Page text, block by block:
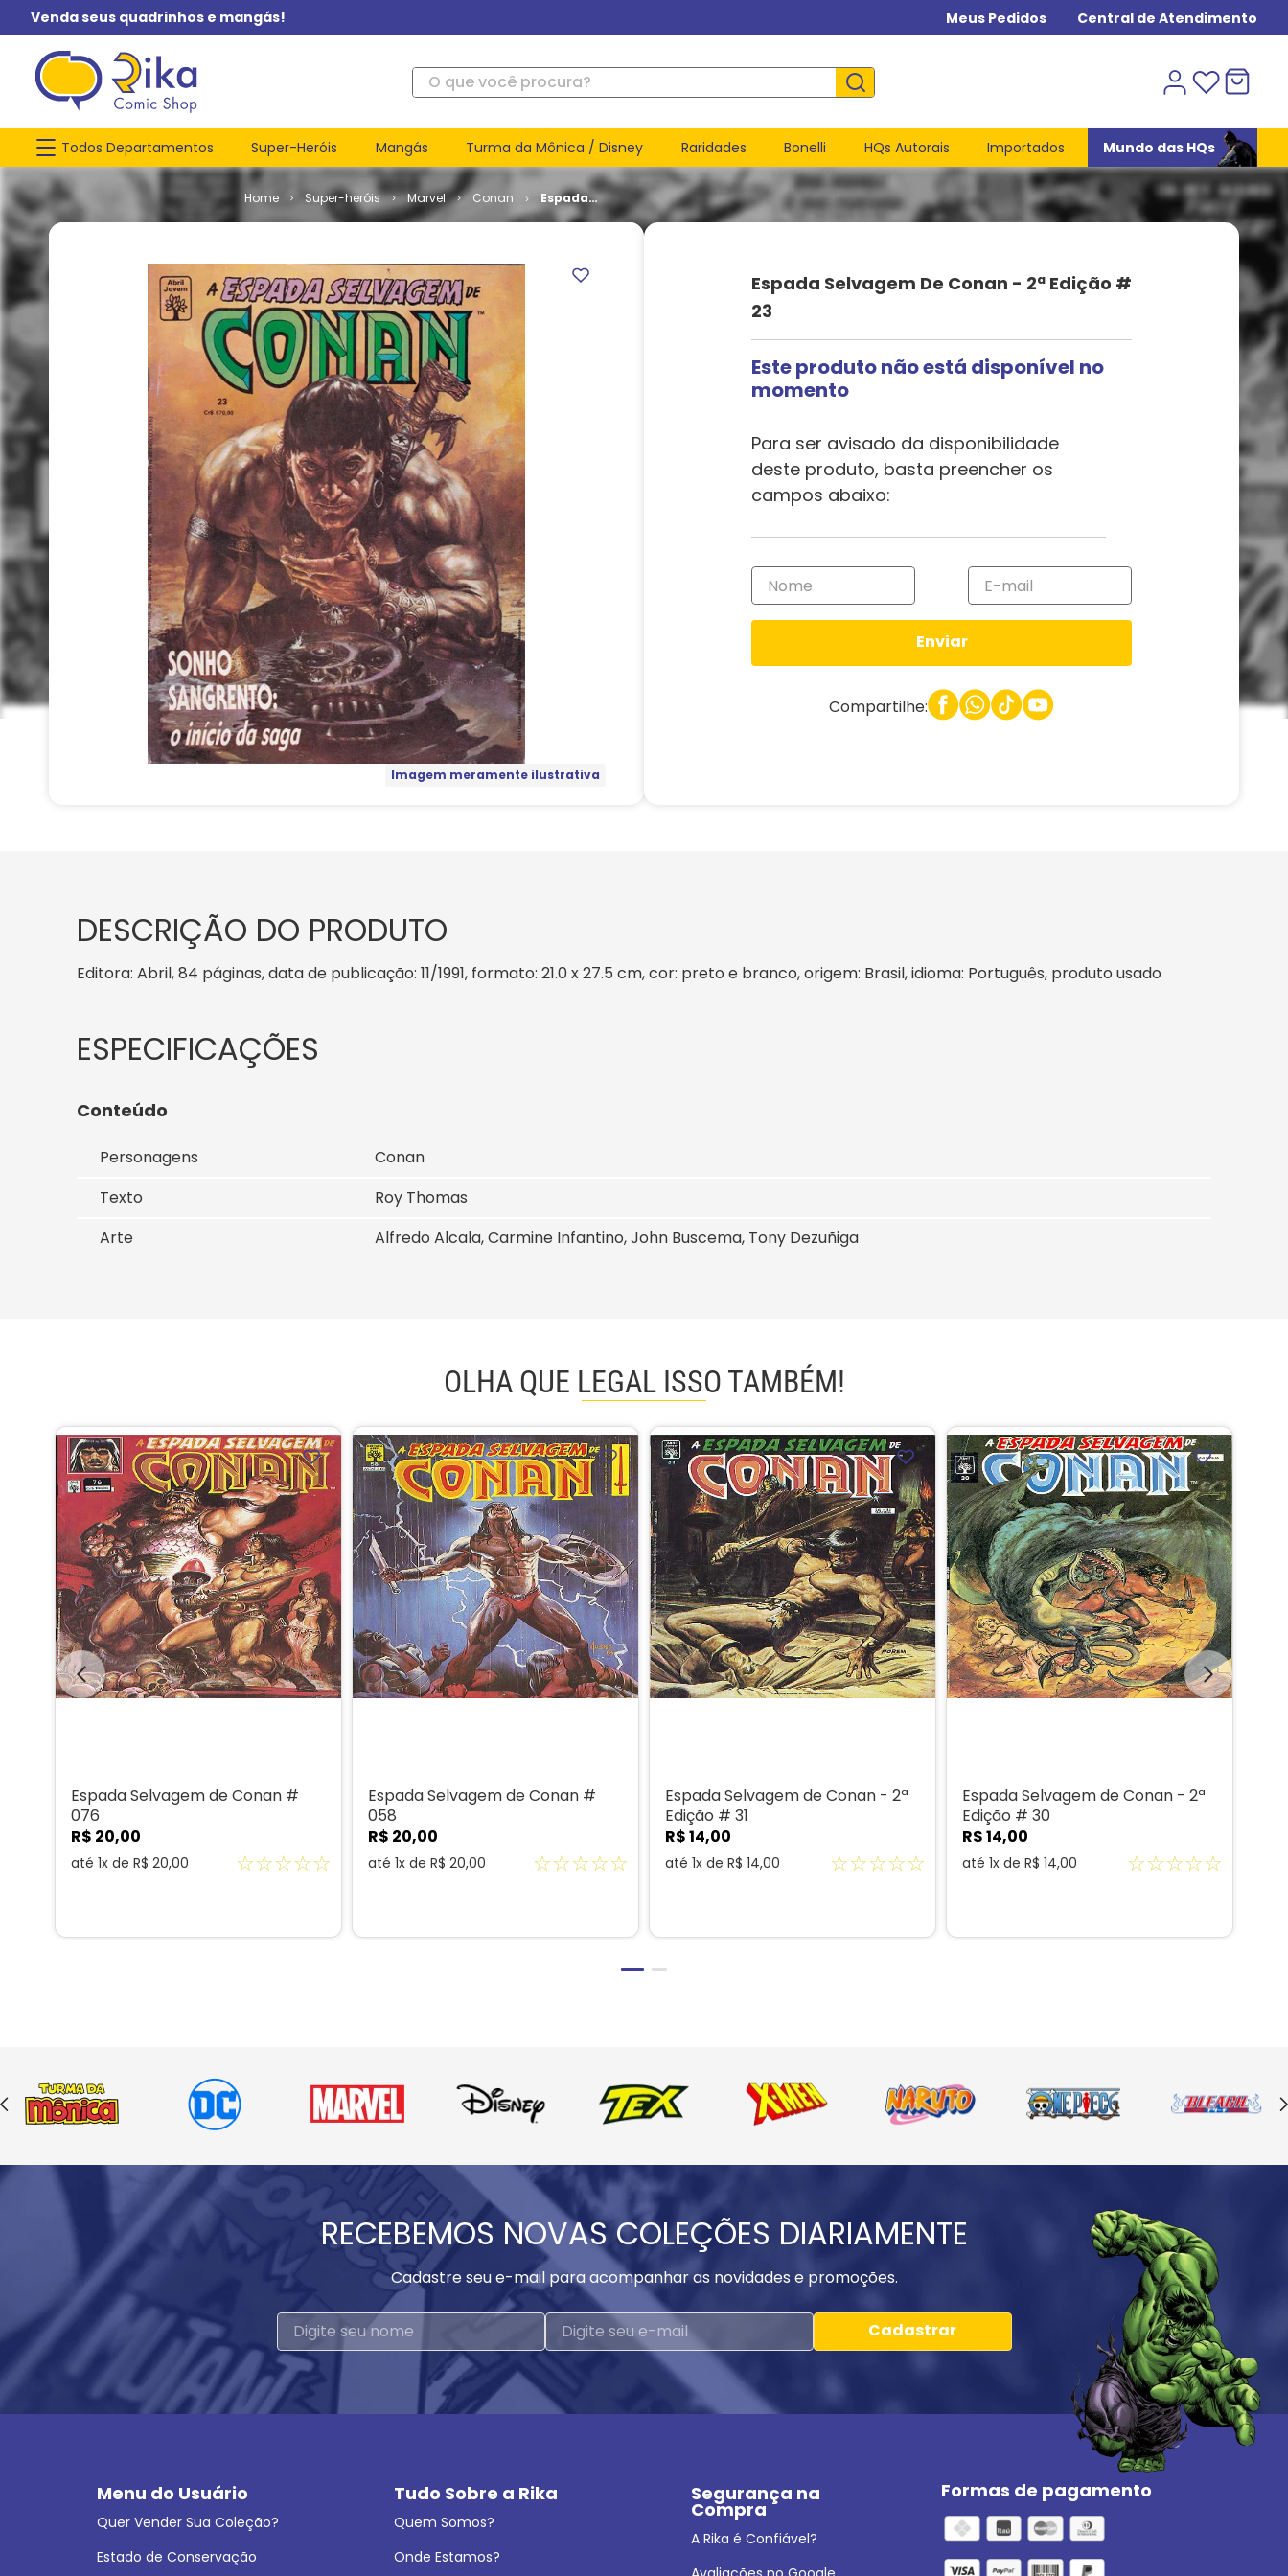
Venda seus quadrinhos e mangás! Meus Pedidos Central de Atendimento
O que você procura?
Todos Departamentos Super-Heróis Mangás Turma da Mônica / Disney Raridades Bonelli HQs Autorais Importados Mundo das HQs
Super-heróis Marvel Conan
Espada
Selvagem
Imagem meramente ilustrativa
Espada Selvagem De Conan - 2ª Edição #
23
Este produto não está disponível no
momento
Para ser avisado da disponibilidade
deste produto, basta preencher os
campos abaixo:
Enviar
Compartilhe:
DESCRIÇÃO DO PRODUTO
Editora: Abril, 84 páginas, data de publicação: 11/1991, formato: 21.0 x 27.5 cm, cor: preto e branco, origem: Brasil, idioma: Português, produto usado
Conteúdo
Personagens
Conan
Texto
Roy Thomas
Arte
Alfredo Alcala, Carmine Infantino, John Buscema, Tony Dezuñiga
OLHA QUE LEGAL ISSO TAMBÉM!
Espada Selvagem de Conan #
076
R$ 20,00
até 1x de R$ 20,00 ☆☆☆☆☆
Espada Selvagem de Conan #
058
R$ 20,00
até 1x de R$ 20,00 ☆☆☆☆☆
Espada Selvagem de Conan - 2ª
Edição # 31
R$14,00
até 1x de R$ 14,00 ☆☆☆☆☆
Espada Selvagem de Conan - 2ª
Edição # 30
R$14,00
até 1x de R$ 14,00 ☆☆☆☆☆
RECEBEMOS NOVAS COLEÇÕES DIARIAMENTE
Cadastre seu e-mail para acompanhar as novidades e promoções.
Cadastrar
Menu do Usuário
Quer Vender Sua Coleção?
Estado de Conservação
Tudo Sobre a Rika
Quem Somos?
Onde Estamos?
Segurança na
Compra
A Rika é Confiável?
Formas de pagamento